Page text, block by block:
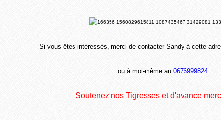
Si vous êtes intéressés, merci de contacter Sandy à cette
ou à moi-même au 0676999824
Soutenez nos Tigresses et d'avance